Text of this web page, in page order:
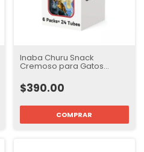
Inaba Churu Snack
Cremoso para Gatos
senior | caja con 24 tubos
$390.00